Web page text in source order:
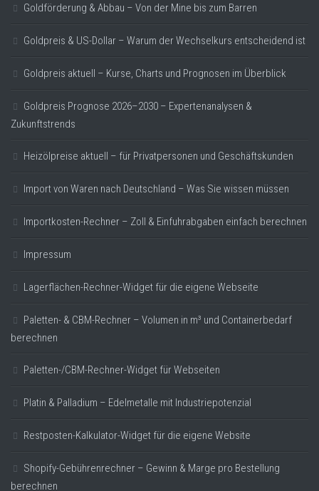
Goldförderung & Abbau – Von der Mine bis zum Barren
Goldpreis & US-Dollar – Warum der Wechselkurs entscheidend ist
Goldpreis aktuell – Kurse, Charts und Prognosen im Überblick
Goldpreis Prognose 2026–2030 – Expertenanalysen &
Zukunftstrends
Heizölpreise aktuell – für Privatpersonen und Geschäftskunden
Import von Waren nach Deutschland – Was Sie wissen müssen
Importkosten-Rechner – Zoll & Einfuhrabgaben einfach berechnen
Impressum
Lagerflächen-Rechner-Widget für die eigene Webseite
Paletten- & CBM-Rechner – Volumen in m³ und Containerbedarf
berechnen
Paletten-/CBM-Rechner-Widget für Webseiten
Platin & Palladium – Edelmetalle mit Industriepotenzial
Restposten-Kalkulator-Widget für die eigene Website
Shopify-Gebührenrechner – Gewinn & Marge pro Bestellung
berechnen